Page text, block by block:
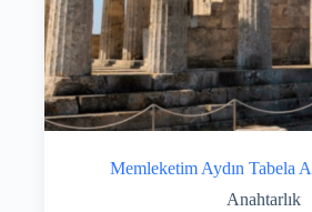
Memleketim Aydın Tabela
Anahtarlık